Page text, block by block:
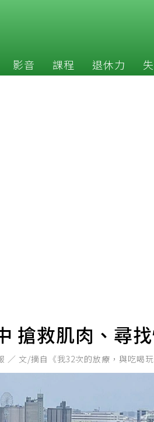
影音 課程 退休力
搶救肌肉、尋
／ 文/摘自《我32次的放療，與吃喝